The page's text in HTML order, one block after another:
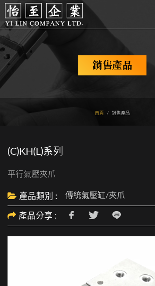
銷售產品
首頁 / 銷售產品
(C)KH(L)系列
平行氣壓夾爪
產品類別 : 傳統氣壓缸/夾爪
產品分享 :